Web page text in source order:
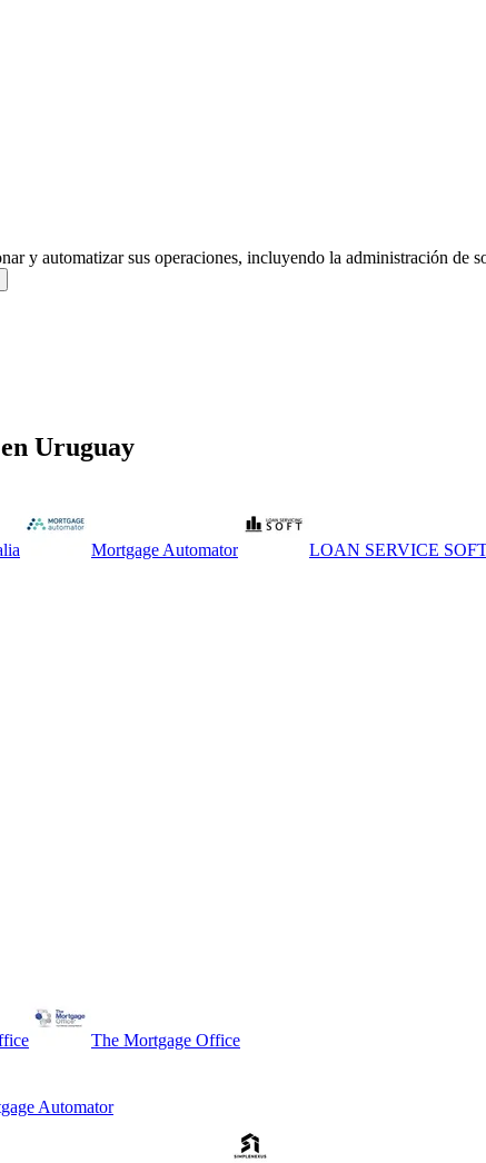
y automatizar sus operaciones, incluyendo la administración
en Uruguay
Mortgage Automator LOAN SERVICE
The Mortgage Office
Automator